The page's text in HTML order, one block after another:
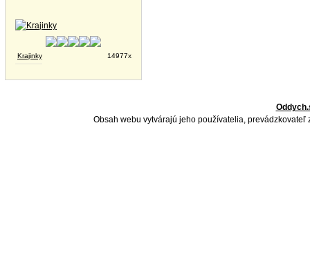
Krajinky 14977x
Obsah webu vytvárajú jeho používatelia,